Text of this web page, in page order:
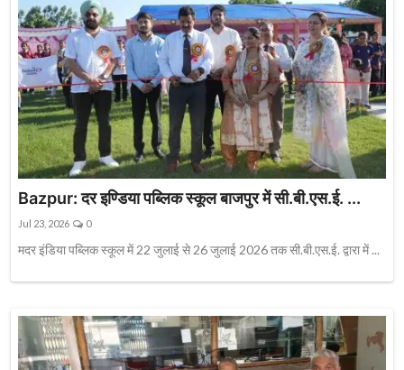
Bazpur: दर इण्डिया पब्लिक स्कूल बाजपुर में सी.बी.एस.ई. ...
Jul 23, 2026 0
मदर इंडिया पब्लिक स्कूल में 22 जुलाई से 26 जुलाई 2026 तक सी.बी.एस.ई. द्वारा में ...